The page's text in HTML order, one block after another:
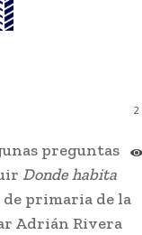
2
preguntas
Donde habita
primaria de la
Adrián Rivera